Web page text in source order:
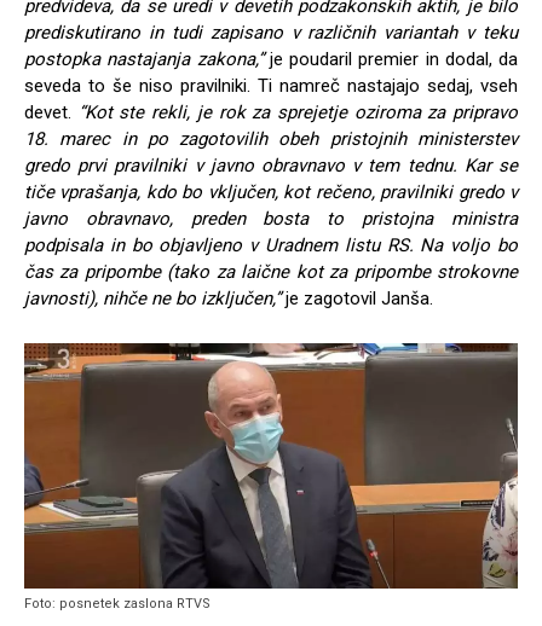
predvideva, da se uredi v devetih podzakonskih aktih, je bilo
prediskutirano in tudi zapisano v različnih variantah v teku
postopka nastajanja zakona,”je poudaril premier in dodal, da
seveda to še niso pravilniki. Ti namreč nastajajo sedaj, vseh
devet. “Kot ste rekli, je rok za sprejetje oziroma za pripravo
18. marec in po zagotovilih obeh pristojnih ministerstev
gredo prvi pravilniki v javno obravnavo v tem tednu. Kar se
tiče vprašanja, kdo bo vključen, kot rečeno, pravilniki gredo v
javno obravnavo, preden bosta to pristojna ministra
podpisala in bo objavljeno v Uradnem listu RS. Na voljo bo
čas za pripombe (tako za laične kot za pripombe strokovne
javnosti), nihče ne bo izključen,”je zagotovil Janša.
Foto: posnetek zaslona RTVS